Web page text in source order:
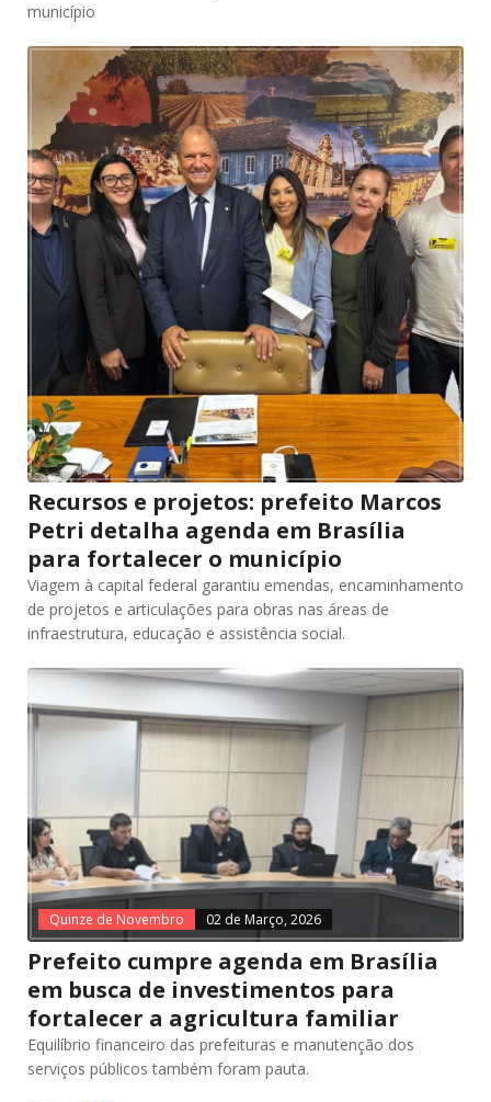
município
Recursos e projetos: prefeito Marcos
Petri detalha agenda em Brasília
para fortalecer o município
Viagem à capital federal garantiu emendas, encaminhamento
de projetos e articulações para obras nas áreas de
infraestrutura, educação e assistência social.
Quinze de Novembro 02 de Março, 2026
Prefeito cumpre agenda em Brasília
em busca de investimentos para
fortalecer a agricultura familiar
Equilíbrio financeiro das prefeituras e manutenção dos
serviços públicos também foram pauta.